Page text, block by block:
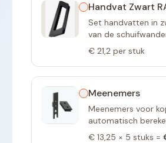
Handvat Zwart
Set handvatten in
van de
€ 21,2 per stuk
Meenemers
Meenemers voor
automatisch
€ 13,25 × 5 stuks =